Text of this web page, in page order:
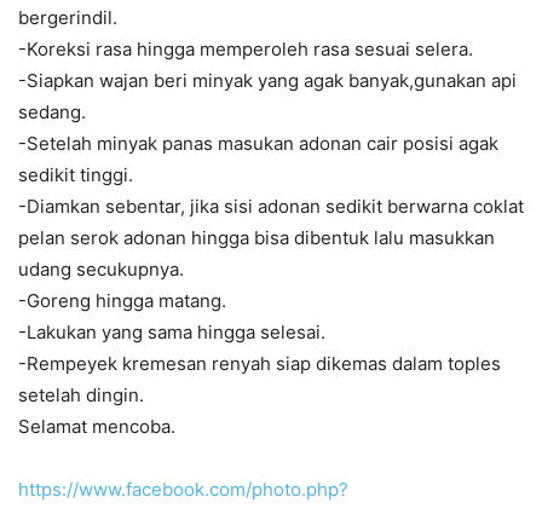
bergerindil.
-Koreksi rasa hingga memperoleh rasa sesuai selera.
-Siapkan wajan beri minyak yang agak banyak,gunakan api
sedang.
-Setelah minyak panas masukan adonan cair posisi agak
sedikit tinggi.
-Diamkan sebentar, jika sisi adonan sedikit berwarna coklat
pelan serok adonan hingga bisa dibentuk lalu masukkan
udang secukupnya.
-Goreng hingga matang.
-Lakukan yang sama hingga selesai.
-Rempeyek kremesan renyah siap dikemas dalam toples
setelah dingin.
Selamat mencoba.
https://www.facebook.com/photo.php?